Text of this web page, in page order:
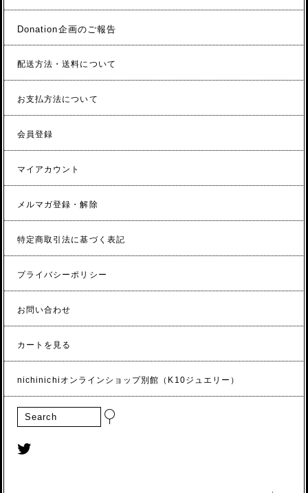
Donation企画のご報告
配送方法・送料について
お支払方法について
会員登録
マイアカウント
メルマガ登録・解除
特定商取引法に基づく表記
プライバシーポリシー
お問い合わせ
カートを見る
nichinichiオンラインショップ別館（K10ジュエリー）